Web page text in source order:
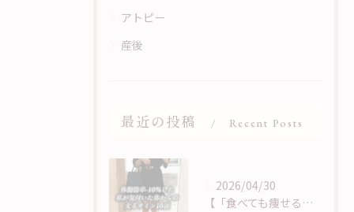
アトピー
産後
最近の投稿 Recent Posts
2026/04/30
【「食べても痩せる」は、サインに気づくことから】